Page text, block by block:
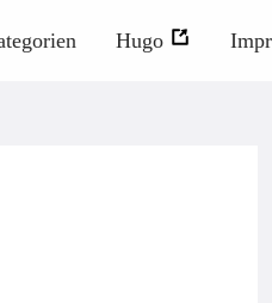
Hugo